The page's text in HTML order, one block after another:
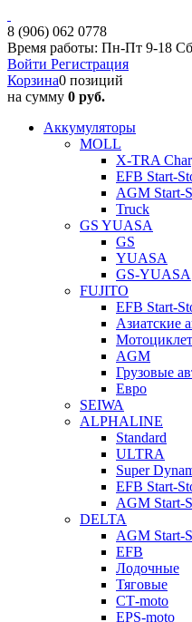
8 (906) 062 0778
Время работы: Пн-Пт 9-18
Войти Регистрация
Корзина0 позиций
на сумму 0 руб.
Аккумуляторы
MOLL
X-TRA
EFB Start-
AGM Start-
Truck
GS YUASA
GS
YUASA
GS-YUASA
FUJITO
EFB Start-
Азиатские
AGM
Грузовые
Евро
SEIWA
ALPHALINE
Standard
ULTRA
Super
EFB Start-
AGM Start-
DELTA
AGM Start-
EFB
Лодочные
Тяговые
СТ-moto
EPS-moto